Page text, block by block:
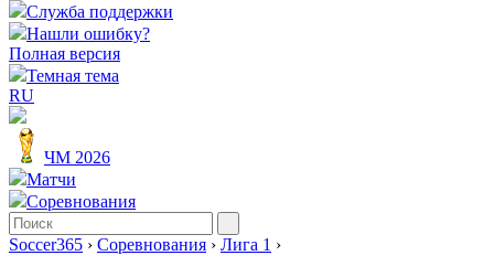
Служба поддержки
Нашли ошибку?
Полная версия
Темная тема
RU
ЧМ 2026
Матчи
Соревнования
Soccer365 › Соревнования › Лига 1 ›